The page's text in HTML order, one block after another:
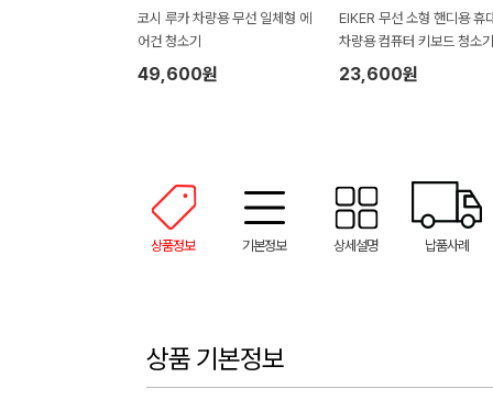
코시 루카 차량용 무선 일체형 에
어건 청소기
49,600원
EIKER 무선 소형 핸디용 휴
차량용 컴퓨터 키보드 청소
어건 흡입겸용
23,600원
상품정보 기본정보 상세설명 납품사례
상품 기본정보